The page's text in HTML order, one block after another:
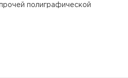
полиграфической